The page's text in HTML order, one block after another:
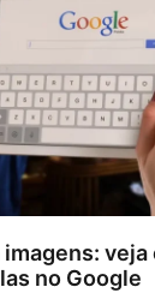
imagens: veja
no Google